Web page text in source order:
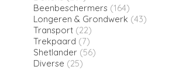
Beenbeschermers (164)
Longeren & Grondwerk (43)
Transport (22)
Trekpaard (7)
Shetlander (56)
Diverse (25)